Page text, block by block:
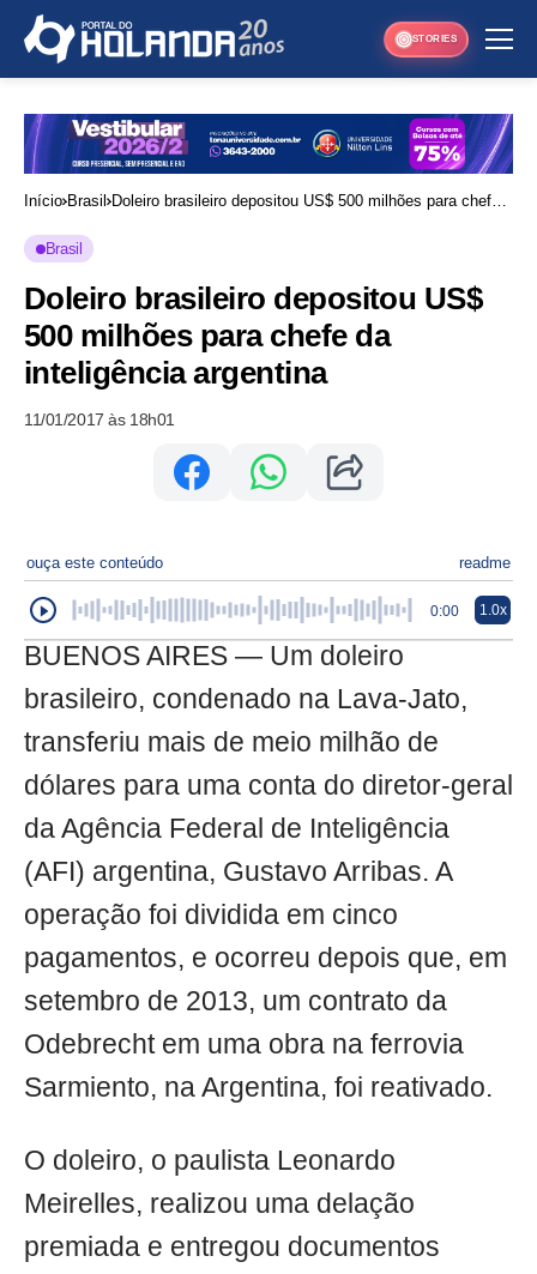
STORIES
Início Brasil
Doleiro brasileiro depositou US$ 500 milhões para chefe
Brasil
Doleiro brasileiro depositou US$
500 milhões para chefe da
inteligência argentina
11/01/2017 às 18h01
ouça este conteúdo readme
0:00 1.0x
BUENOS AIRES — Um doleiro
brasileiro, condenado na Lava-Jato,
transferiu mais de meio milhão de
dólares para uma conta do diretor-geral
da Agência Federal de Inteligência
(AFI) argentina, Gustavo Arribas. A
operação foi dividida em cinco
pagamentos, e ocorreu depois que, em
setembro de 2013, um contrato da
Odebrecht em uma obra na ferrovia
Sarmiento, na Argentina, foi reativado.
O doleiro, o paulista Leonardo
Meirelles, realizou uma delação
premiada e entregou documentos